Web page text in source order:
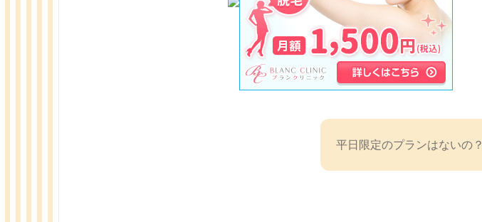
平日限定のプランはないの？